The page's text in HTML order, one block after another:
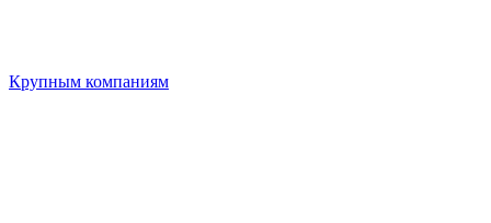
Крупным компаниям